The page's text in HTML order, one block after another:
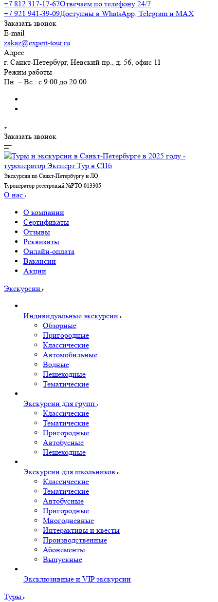
+7 812 317-17-67Отвечаем по телефону 24/7
+7 921 941-39-09Доступны в WhatsApp, Telegram и MAX
Заказать звонок
E-mail
zakaz@expert-tour.ru
Адрес
г. Санкт-Петербург, Невский пр., д. 56, офис 11
Режим работы
Пн. – Вс.: с 9:00 до 20:00
Заказать звонок
Экскурсии по Санкт-Петербургу и ЛО
Туроператор реестровый №РТО 013305
О нас
О компании
Сертификаты
Отзывы
Реквизиты
Онлайн-оплата
Вакансии
Акции
Экскурсии
Индивидуальные экскурсии
Обзорные
Пригородные
Классические
Автомобильные
Водные
Пешеходные
Тематические
Экскурсии для групп
Классические
Тематические
Пригородные
Автобусные
Пешеходные
Экскурсии для школьников
Классические
Тематические
Автобусные
Пригородные
Многодневные
Интерактивы и квесты
Производственные
Абонементы
Выпускные
Эксклюзивные и VIP экскурсии
Туры